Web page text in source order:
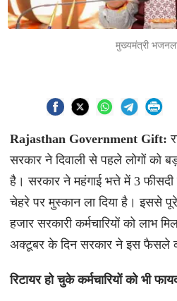
मुख्यमंत्री
Rajasthan Government Gift:
सरकार ने दिवाली से पहले लोगों को
है। सरकार ने महंगाई भत्ते में 3
चेहरे पर मुस्कान ला दिया है। इससे
हजार सरकारी कर्मचारियों को लाभ
अक्टूबर के दिन सरकार ने इस फैसले
रिटायर हो चुके कर्मचारियों को भी